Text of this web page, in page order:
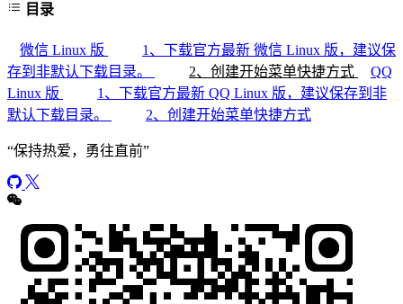
目录
微信 Linux 版
1、下载官方最新 微信 Linux 版，建议保
存到非默认下载目录。
2、创建开始菜单快捷方式
QQ
Linux 版
1、下载官方最新 QQ Linux 版，建议保存到非
默认下载目录。
2、创建开始菜单快捷方式
“保持热爱，勇往直前”